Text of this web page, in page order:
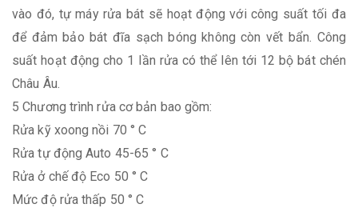
vào đó, tự máy rửa bát sẽ hoạt động với công suất tối đa
để đảm bảo bát đĩa sạch bóng không còn vết bẩn. Công
suất hoạt động cho 1 lần rửa có thể lên tới 12 bộ bát chén
Châu Âu.
5 Chương trình rửa cơ bản bao gồm:
Rửa kỹ xoong nồi 70 ° C
Rửa tự động Auto 45-65 ° C
Rửa ở chế độ Eco 50 ° C
Mức độ rửa thấp 50 ° C